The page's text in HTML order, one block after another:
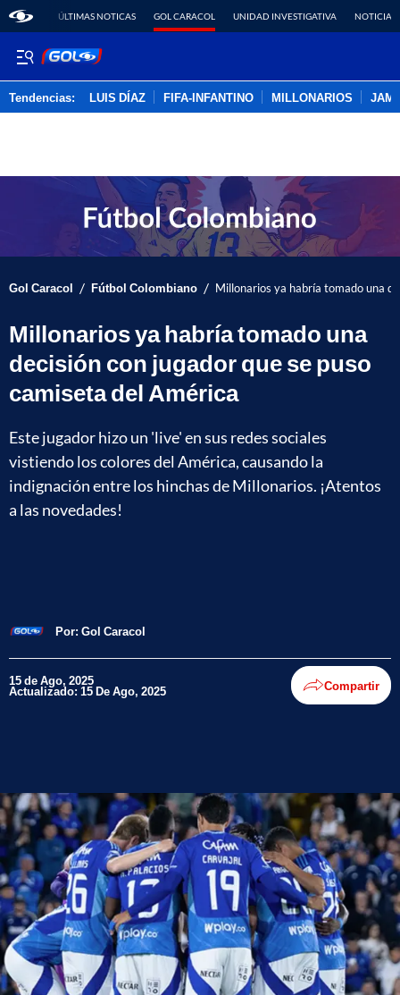
ÚLTIMAS NOTICAS GOL CARACOL UNIDAD INVESTIGATIVA NOTICIAS
Tendencias: LUIS DÍAZ FIFA-INFANTINO MILLONARIOS
Gol Caracol / Fútbol Colombiano / Millonarios ya habría tomado una
Millonarios ya habría tomado una
decisión con jugador que se puso
camiseta del América
Este jugador hizo un 'live' en sus redes sociales
vistiendo los colores del América, causando la
indignación entre los hinchas de Millonarios. ¡Atentos
a las novedades!
Por: Gol Caracol
15 de Ago, 2025
Actualizado: 15 De Ago, 2025 Compartir